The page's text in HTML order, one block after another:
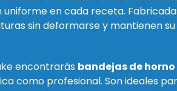
en cada receta.
sin deformarse y mantienen
encontrarás bandejas de
como profesional. Son ideales